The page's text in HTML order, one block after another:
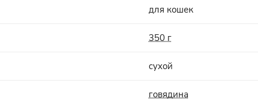
для кошек
350 г
сухой
говядина